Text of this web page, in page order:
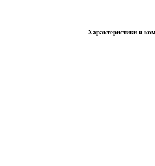
Характеристики и